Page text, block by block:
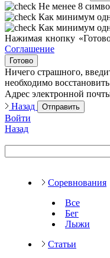
Не менее 8
Как минимум
Как минимум
Нажимая кнопку
Соглашение
Готово
Ничего страшного,
необходимо
Адрес электронной
Назад
Отправить
Войти
Назад
Соревнования
Все
Бег
Лыжи
Статьи